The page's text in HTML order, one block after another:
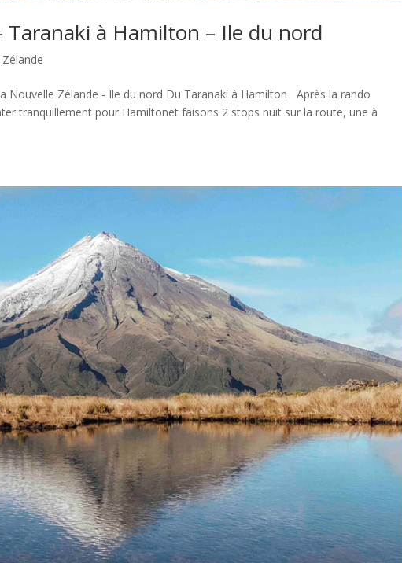
Taranaki à Hamilton – Ile du nord
Nouvelle Zélande - Ile du nord Du Taranaki à Hamilton Après la rando
tranquillement pour Hamiltonet faisons 2 stops nuit sur la route, une à